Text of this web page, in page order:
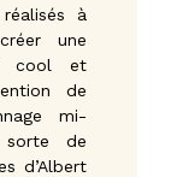
à
une
cool et
de
mi-
sorte de
d’Albert